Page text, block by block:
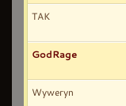
TAK
GodRage
Wyweryn